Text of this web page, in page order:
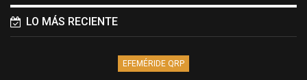
LO MÁS RECIENTE
EFEMÉRIDE QRP